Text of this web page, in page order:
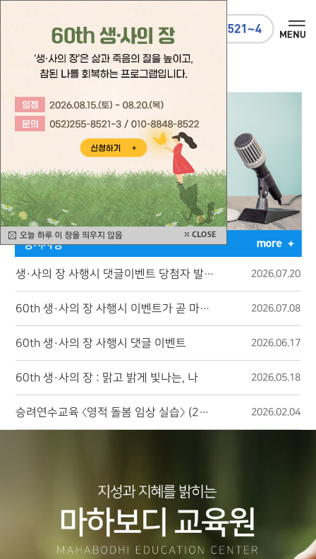
생·사의 장 사행시 댓글이벤트 당첨자 발표 2026.07.20
60th 생·사의 장 사행시 이벤트가 곧 마감됩니다. 2026.07.08
60th 생·사의 장 사행시 댓글 이벤트 2026.06.17
60th 생·사의 장 : 맑고 밝게 빛나는, 나 2026.05.18
승려연수교육 〈영적 돌봄 임상 실습〉 (2026.04.21. ~ 04.23.) 2026.02.04